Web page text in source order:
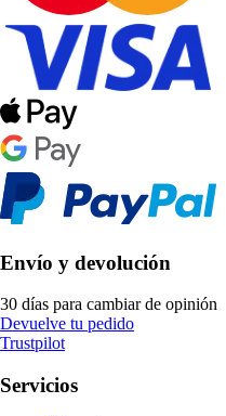
Envío y devolución
30 días para cambiar de opinión
Devuelve tu pedido
Trustpilot
Servicios